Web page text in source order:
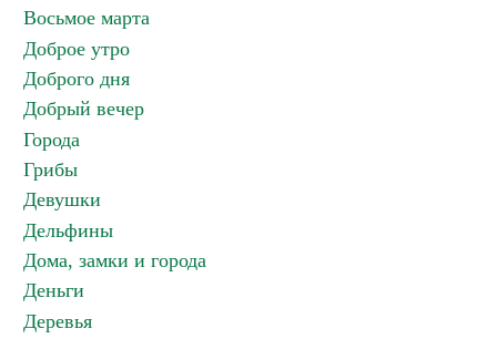
Восьмое марта
Доброе утро
Доброго дня
Добрый вечер
Города
Грибы
Девушки
Дельфины
Дома, замки и города
Деньги
Деревья